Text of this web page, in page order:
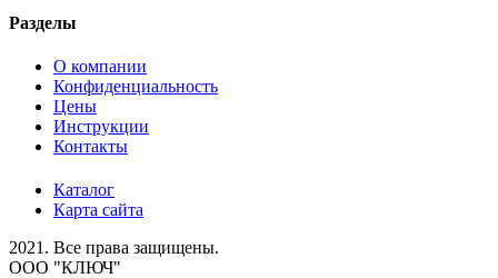
Разделы
О компании
Конфиденциальность
Цены
Инструкции
Контакты
Каталог
Карта сайта
2021. Все права защищены.
ООО "КЛЮЧ"